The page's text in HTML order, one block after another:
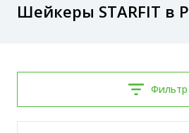
Шейкеры STARFIT в
Фильтр